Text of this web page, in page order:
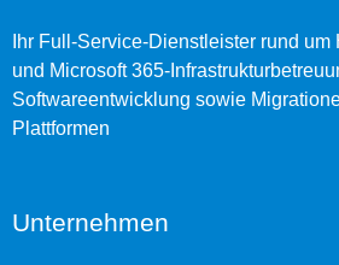
Ihr Full-Service-Dienstleister rund
und Microsoft 365-
Softwareentwicklung sowie
Plattformen
Unternehmen